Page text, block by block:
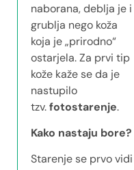
naborana, deblja je i
grublja nego koža
koja je „prirodno“
ostarjela. Za prvi tip
kože kaže se da je
nastupilo
tzv.fotostarenje.
Kako nastaju bore?
Starenje se prvo vidi